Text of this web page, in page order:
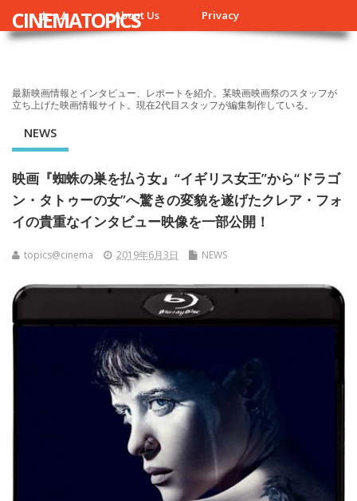
ホーム About Us Privacy
CINEMATOPICS
最新映画情報とインタビュー、レポートを紹介。某映画映画祭のスタッフが
立ち上げた映画情報サイト。現在2代目スタッフが編集制作している。
NEWS
映画『蜘蛛の巣を払う女』“イギリス女王”から“ドラゴ
ン・タトゥーの女”へ驚きの変貌を遂げたクレア・フォ
イの貴重なインタビュー映像を一部公開！
topics@cinema 2019年6月3日 NEWS